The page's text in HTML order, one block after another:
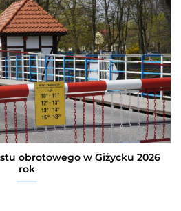
obrotowego w Giżycku 2026
rok